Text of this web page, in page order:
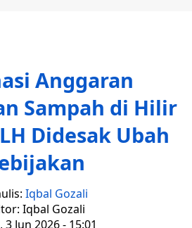
Anggaran
Sampah di Hilir
Didesak Ubah
Iqbal Gozali
Iqbal Gozali
3 Jun 2026 - 15:01